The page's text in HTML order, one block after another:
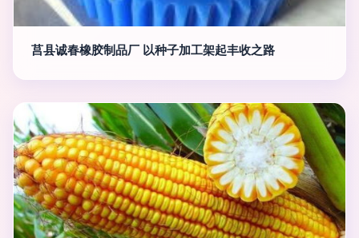
莒县诚春橡胶制品厂 以种子加工架起丰收之路